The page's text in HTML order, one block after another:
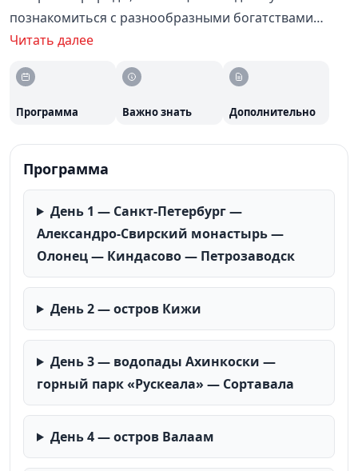
познакомиться с разнообразными богатствами
Карелии — от духовных центров до природных
предпочитает организованный отдых с готовым
маршрутом.
Читать далее
Программа Важно знать Дополнительно
Программа
День 1 — Санкт-Петербург —
Александро-Свирский монастырь —
Олонец — Киндасово — Петрозаводск
День 2 — остров Кижи
День 3 — водопады Ахинкоски —
горный парк «Рускеала» — Сортавала
День 4 — остров Валаам